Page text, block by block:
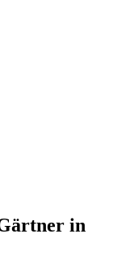
in